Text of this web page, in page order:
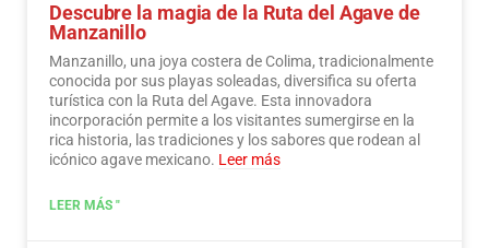
Descubre la magia de la Ruta del Agave de
Manzanillo
Manzanillo, una joya costera de Colima, tradicionalmente
conocida por sus playas soleadas, diversifica su oferta
turística con la Ruta del Agave. Esta innovadora
incorporación permite a los visitantes sumergirse en la
rica historia, las tradiciones y los sabores que rodean al
icónico agave mexicano. Leer más
LEER MÁS "